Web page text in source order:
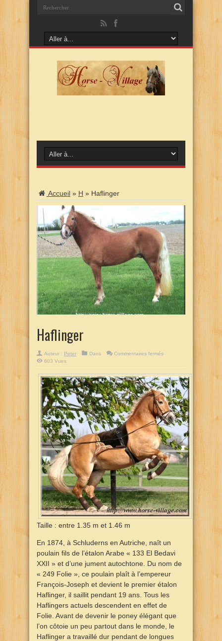
Accueil » H » Haflinger
Haflinger
Auteur : Peter Dans Commentaires fermés
603 Vues
Taille : entre 1.35 m et 1.46 m
En 1874, à Schluderns en Autriche, naît un
poulain fils de l’étalon Arabe « 133 El Bedavi
XXII » et d’une jument autochtone. Du nom de
« 249 Folie », ce poulain plaît à l’empereur
François-Joseph et devient le premier étalon
Haflinger, il saillit pendant 19 ans. Tous les
Haflingers actuels descendent en effet de
Folie. Avant de devenir le poney élégant que
l’on côtoie un peu partout dans le monde, le
Haflinger a travaillé dur pendant de longues